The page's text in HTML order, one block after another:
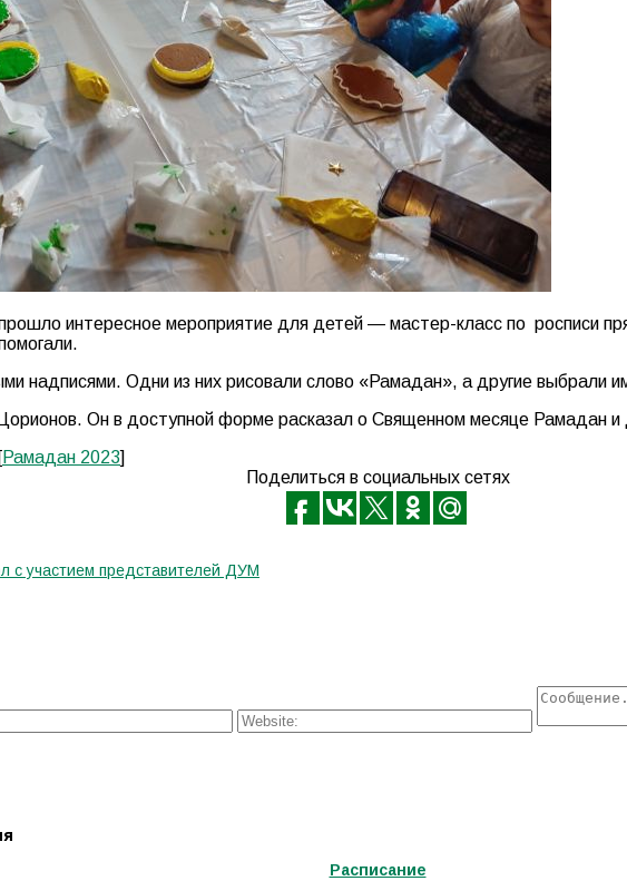
интересное мероприятие для детей — мастер-класс по росписи
надписями. Одни из них рисовали слово «Рамадан», а другие выбрали
Он в доступной форме расказал о Священном месяце Рамадан и
Рамадан 2023]
Поделиться в социальных сетях
с участием представителей ДУМ
Расписание